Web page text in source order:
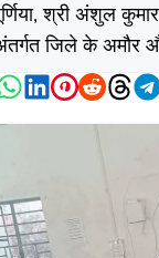
श्री अंशुल
जिले के अमौर
WhatsApp
LinkedIn
Pinterest
Reddit